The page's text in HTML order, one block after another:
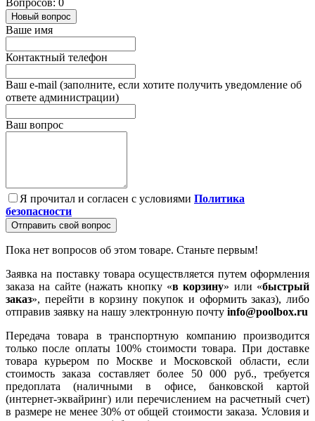
Новый вопрос
Ваше имя
Контактный телефон
Ваш e-mail (заполните, если хотите получить уведомление об
ответе администрации)
Ваш вопрос
Я прочитал и согласен с условиями Политика
безопасности
Отправить свой вопрос
Пока нет вопросов об этом товаре. Станьте первым!
Заявка на поставку товара осуществляется путем оформления
заказа на сайте (нажать кнопку «в корзину» или «быстрый
заказ», перейти в корзину покупок и оформить заказ), либо
отправив заявку на нашу электронную почту info@poolbox.ru
Передача товара в транспортную компанию производится
только после оплаты 100% стоимости товара. При доставке
товара курьером по Москве и Московской области, если
стоимость заказа составляет более 50 000 руб., требуется
предоплата (наличными в офисе, банковской картой
(интернет-эквайринг) или перечислением на расчетный счет)
в размере не менее 30% от общей стоимости заказа. Условия и